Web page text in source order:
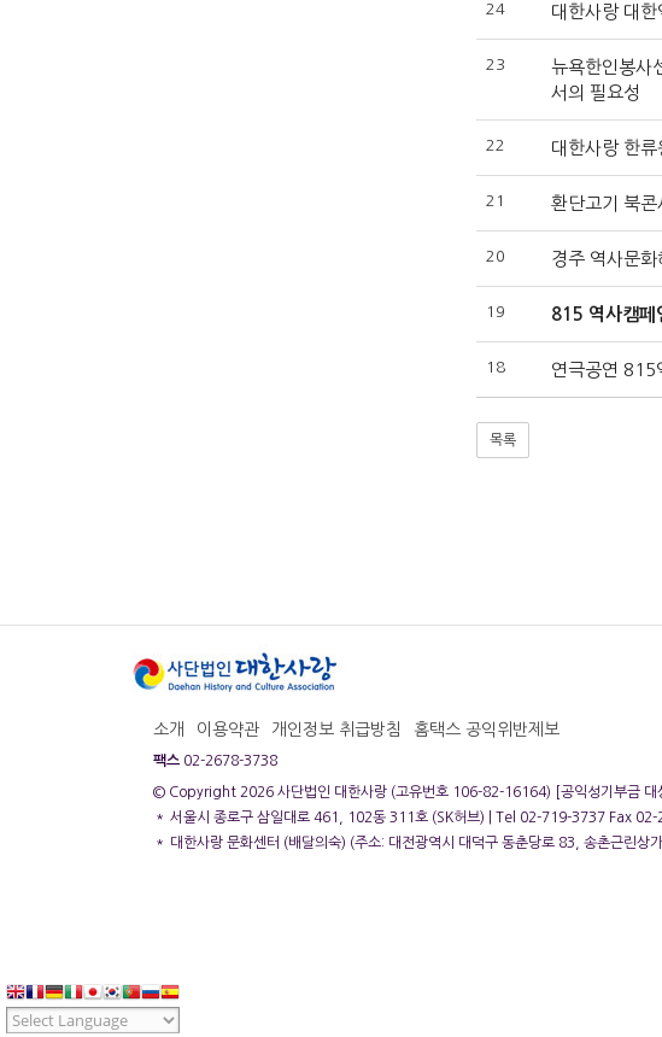
24 대한사랑 대
23
뉴욕한인봉사
서의 필요성
22 대한사랑 한
21 환단고기 북콘
20 경주 역사문
19 815 역사캠페
18 연극공연 815
목록
소개 이용약관 개인정보 취급방침 홈택스 공익위반제보
팩스 02-2678-3738
© Copyright 2026 사단법인 대한사랑 (고유번호 106-82-16164) [공익성기부금 대
＊ 서울시 종로구 삼일대로 461, 102동 311호 (SK허브) | Tel 02-719-3737 Fax
＊ 대한사랑 문화센터 (배달의숙) (주소: 대전광역시 대덕구 동춘당로 83, 송촌근